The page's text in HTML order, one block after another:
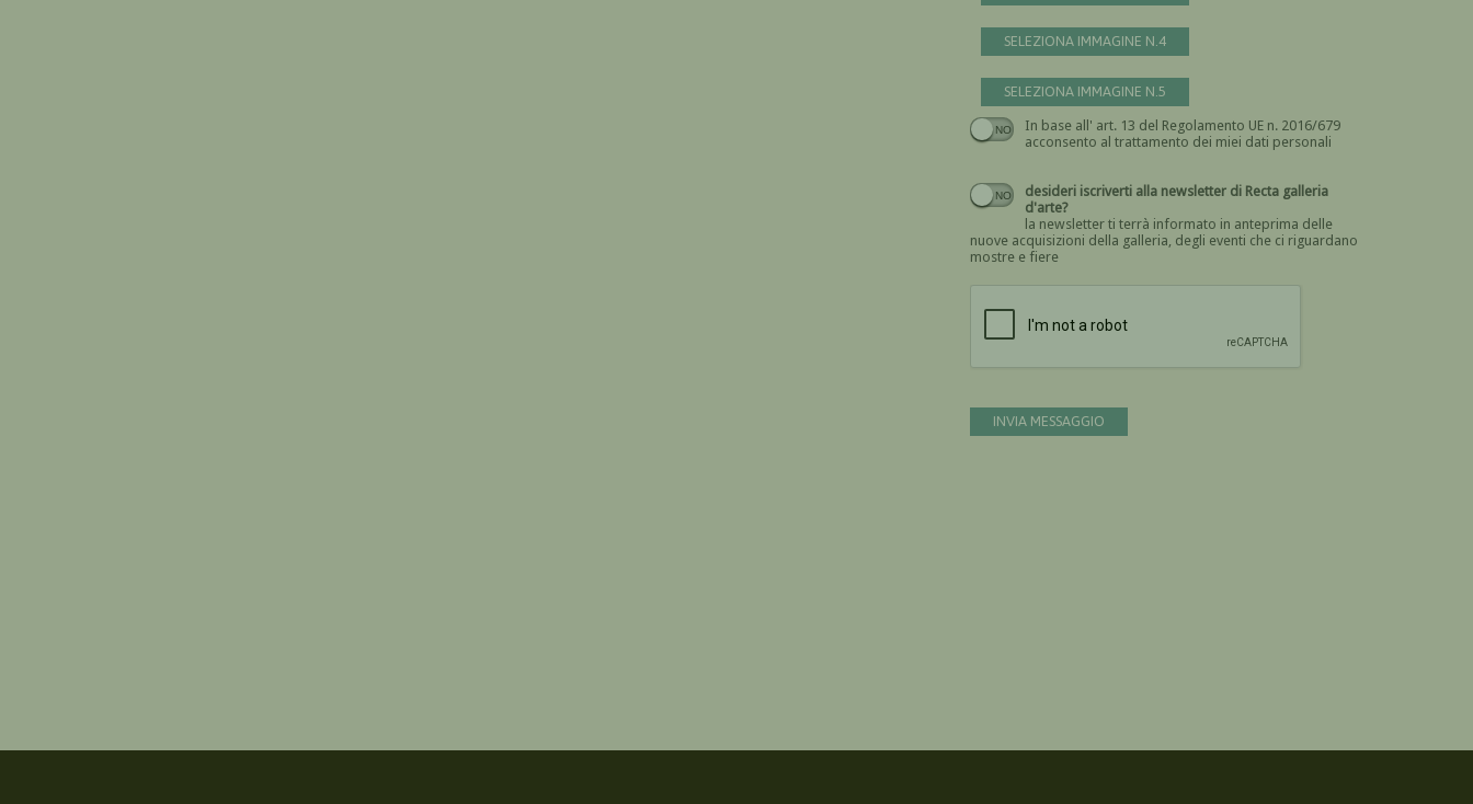
SELEZIONA IMMAGINE N.4
SELEZIONA IMMAGINE N.5
In base all' art. 13 del Regolamento UE n. 2016/679
acconsento al trattamento dei miei dati personali
Devi dare il consenso
desideri iscriverti alla newsletter di Recta galleria
d'arte?
la newsletter ti terrà informato in anteprima delle
nuove acquisizioni della galleria, degli eventi che ci riguardano
mostre e fiere
INVIA MESSAGGIO